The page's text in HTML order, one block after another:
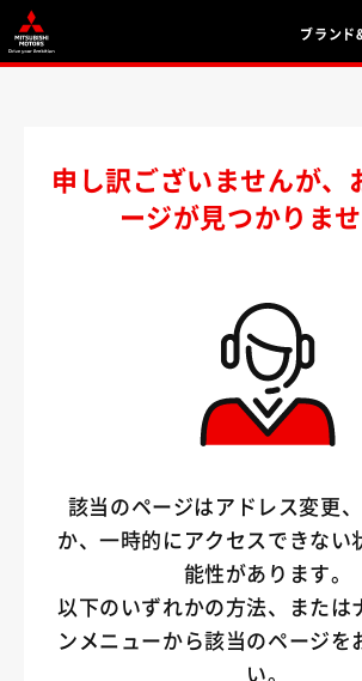
ブランド
申し訳ございませんが、
ージが見つかりませ
該当のページはアドレス変更
か、一時的にアクセスできない
能性があります。
以下のいずれかの方法、または
ンメニューから該当のページを
い。